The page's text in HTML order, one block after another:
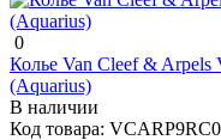
0
Колье Van Cleef &
(Aquarius)
В наличии
Код товара: